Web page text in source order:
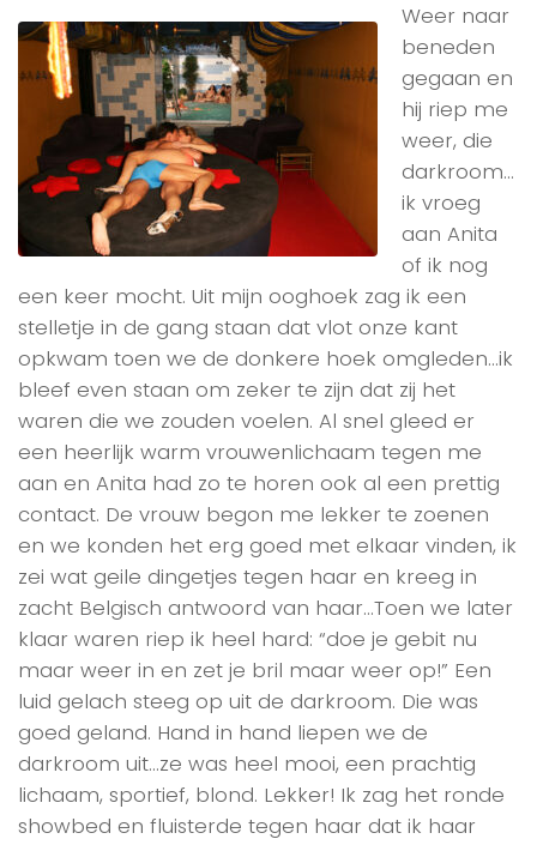
Weer naar
beneden
gegaan en
hij riep me
weer, die
darkroom…
ik vroeg
aan Anita
of ik nog
een keer mocht. Uit mijn ooghoek zag ik een
stelletje in de gang staan dat vlot onze kant
opkwam toen we de donkere hoek omgleden…ik
bleef even staan om zeker te zijn dat zij het
waren die we zouden voelen. Al snel gleed er
een heerlijk warm vrouwenlichaam tegen me
aan en Anita had zo te horen ook al een prettig
contact. De vrouw begon me lekker te zoenen
en we konden het erg goed met elkaar vinden, ik
zei wat geile dingetjes tegen haar en kreeg in
zacht Belgisch antwoord van haar…Toen we later
klaar waren riep ik heel hard: “doe je gebit nu
maar weer in en zet je bril maar weer op!” Een
luid gelach steeg op uit de darkroom. Die was
goed geland. Hand in hand liepen we de
darkroom uit…ze was heel mooi, een prachtig
lichaam, sportief, blond. Lekker! Ik zag het ronde
showbed en fluisterde tegen haar dat ik haar